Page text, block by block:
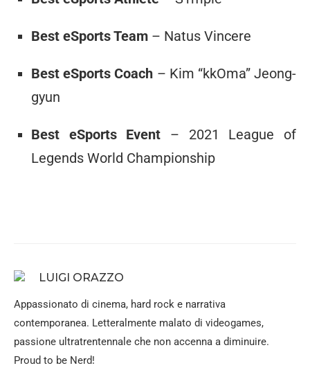
Best eSports Team – Natus Vincere
Best eSports Coach – Kim “kkOma” Jeong-
gyun
Best eSports Event – 2021 League of
Legends World Championship
LUIGI ORAZZO
Appassionato di cinema, hard rock e narrativa
contemporanea. Letteralmente malato di videogames,
passione ultratrentennale che non accenna a diminuire.
Proud to be Nerd!